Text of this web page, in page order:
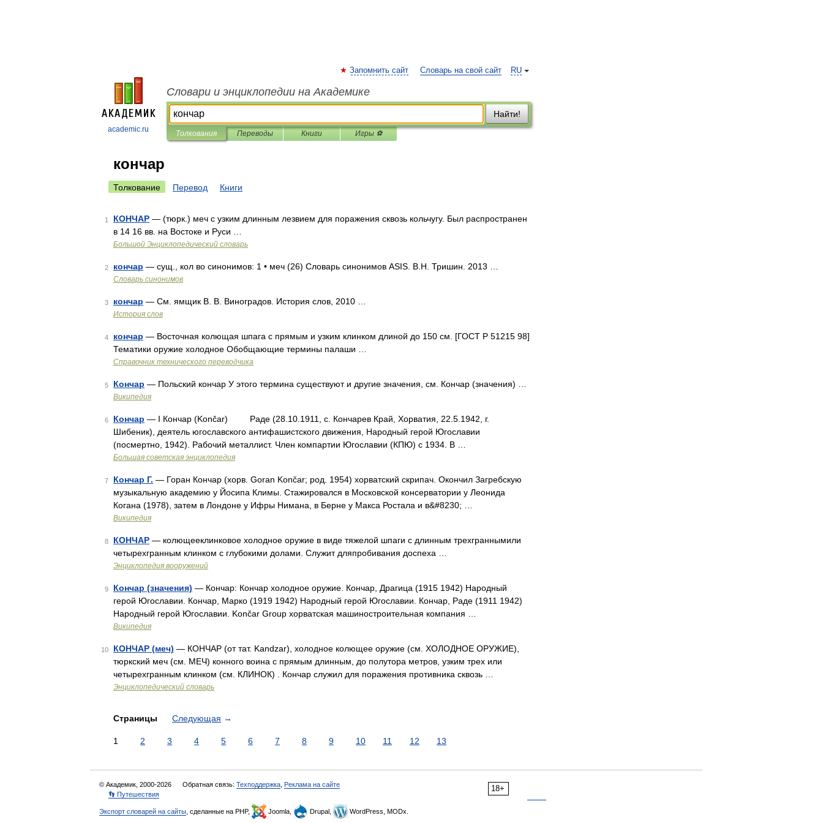
academic.ru
RU
Запомнить сайт Словарь на свой сайт
Словари и энциклопедии на Академике
Найти!
Толкования Переводы Книги Игры ⚽
кончар
Толкование Перевод Книги
1 КОНЧАР — (тюрк.) меч с узким длинным лезвием для поражения сквозь кольчугу. Был распространен
в 14 16 вв. на Востоке и Руси …
Большой Энциклопедический словарь
2 кончар — сущ., кол во синонимов: 1 • меч (26) Словарь синонимов ASIS. В.Н. Тришин. 2013 …
Словарь синонимов
3 кончар — См. ямщик В. В. Виноградов. История слов, 2010 …
История слов
4 кончар — Восточная колющая шпага с прямым и узким клинком длиной до 150 см. [ГОСТ Р 51215 98]
Тематики оружие холодное Обобщающие термины палаши …
Справочник технического переводчика
5 Кончар — Польский кончар У этого термина существуют и другие значения, см. Кончар (значения) …
Википедия
6 Кончар — I Кончар (Končar) Раде (28.10.1911, с. Кончарев Край, Хорватия, 22.5.1942, г.
Шибеник), деятель югославского антифашистского движения, Народный герой Югославии
(посмертно, 1942). Рабочий металлист. Член компартии Югославии (КПЮ) с 1934. В …
Большая советская энциклопедия
7 Кончар Г. — Горан Кончар (хорв. Goran Končar; род. 1954) хорватский скрипач. Окончил Загребскую
музыкальную академию у Йосипа Климы. Стажировался в Московской консерватории у Леонида
Когана (1978), затем в Лондоне у Ифры Нимана, в Берне у Макса Ростала и в&#8230; …
Википедия
8 КОНЧАР — колющееклинковое холодное оружие в виде тяжелой шпаги с длинным трехграннымили
четырехгранным клинком с глубокими долами. Служит дляпробивания доспеха …
Энциклопедия вооружений
9 Кончар (значения) — Кончар: Кончар холодное оружие. Кончар, Драгица (1915 1942) Народный
герой Югославии. Кончар, Марко (1919 1942) Народный герой Югославии. Кончар, Раде (1911 1942)
Народный герой Югославии. Končar Group хорватская машиностроительная компания …
Википедия
10 КОНЧАР (меч) — КОНЧАР (от тат. Kandzar), холодное колющее оружие (см. ХОЛОДНОЕ ОРУЖИЕ),
тюркский меч (см. МЕЧ) конного воина с прямым длинным, до полутора метров, узким трех или
четырехгранным клинком (см. КЛИНОК) . Кончар служил для поражения противника сквозь …
Энциклопедический словарь
Страницы Следующая →
1 2 3 4 5 6 7 8 9 10 11 12 13
18+
© Академик, 2000-2026 Обратная связь: Техподдержка Реклама на сайте
👣 Путешествия
Экспорт словарей на сайты , сделанные на PHP, Joomla, Drupal, WordPress, MODx.